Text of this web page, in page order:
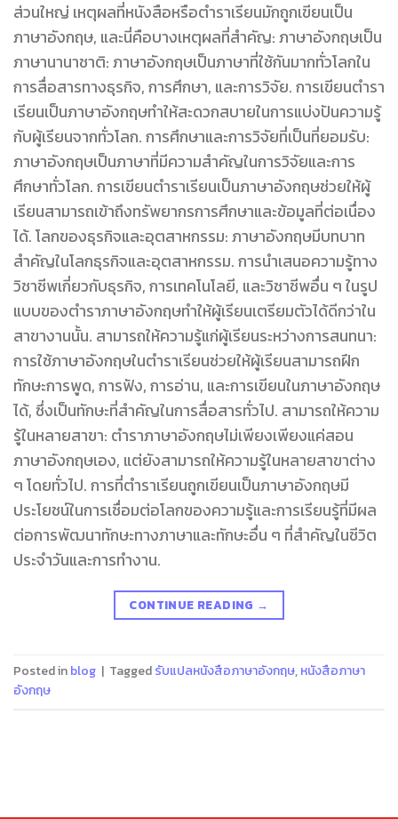
ส่วนใหญ่ เหตุผลที่หนังสือหรือตำราเรียนมักถูกเขียนเป็น
ภาษาอังกฤษ, และนี่คือบางเหตุผลที่สำคัญ: ภาษาอังกฤษเป็น
ภาษานานาชาติ: ภาษาอังกฤษเป็นภาษาที่ใช้กันมากทั่วโลกใน
การสื่อสารทางธุรกิจ, การศึกษา, และการวิจัย. การเขียนตำรา
เรียนเป็นภาษาอังกฤษทำให้สะดวกสบายในการแบ่งปันความรู้
กับผู้เรียนจากทั่วโลก. การศึกษาและการวิจัยที่เป็นที่ยอมรับ:
ภาษาอังกฤษเป็นภาษาที่มีความสำคัญในการวิจัยและการ
ศึกษาทั่วโลก. การเขียนตำราเรียนเป็นภาษาอังกฤษช่วยให้ผู้
เรียนสามารถเข้าถึงทรัพยากรการศึกษาและข้อมูลที่ต่อเนื่อง
ได้. โลกของธุรกิจและอุตสาหกรรม: ภาษาอังกฤษมีบทบาท
สำคัญในโลกธุรกิจและอุตสาหกรรม. การนำเสนอความรู้ทาง
วิชาชีพเกี่ยวกับธุรกิจ, การเทคโนโลยี, และวิชาชีพอื่น ๆ ในรูป
แบบของตำราภาษาอังกฤษทำให้ผู้เรียนเตรียมตัวได้ดีกว่าใน
สาขางานนั้น. สามารถให้ความรู้แก่ผู้เรียนระหว่างการสนทนา:
การใช้ภาษาอังกฤษในตำราเรียนช่วยให้ผู้เรียนสามารถฝึก
ทักษะการพูด, การฟัง, การอ่าน, และการเขียนในภาษาอังกฤษ
ได้, ซึ่งเป็นทักษะที่สำคัญในการสื่อสารทั่วไป. สามารถให้ความ
รู้ในหลายสาขา: ตำราภาษาอังกฤษไม่เพียงเพียงแค่สอน
ภาษาอังกฤษเอง, แต่ยังสามารถให้ความรู้ในหลายสาขาต่าง
ๆ โดยทั่วไป. การที่ตำราเรียนถูกเขียนเป็นภาษาอังกฤษมี
ประโยชน์ในการเชื่อมต่อโลกของความรู้และการเรียนรู้ที่มีผล
ต่อการพัฒนาทักษะทางภาษาและทักษะอื่น ๆ ที่สำคัญในชีวิต
ประจำวันและการทำงาน.
CONTINUE READING →
Posted inblog | Taggedรับแปลหนังสือภาษาอังกฤษ,หนังสือภาษา
อังกฤษ